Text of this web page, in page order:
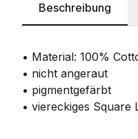
Beschreibung
• Material: 100%
• nicht angeraut
• pigmentgefärbt
• viereckiges